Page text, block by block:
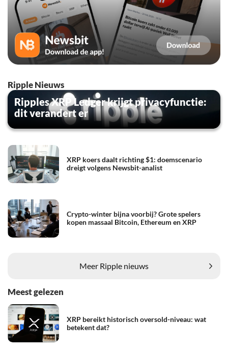
Ripple Nieuws
Ripples XRP Ledger krijgt privacyfunctie:
dit verandert er
XRP koers daalt richting $1: doemscenario
dreigt volgens Newsbit-analist
Crypto-winter bijna voorbij? Grote spelers
kopen massaal Bitcoin, Ethereum en XRP
Meer Ripple nieuws
Meest gelezen
XRP bereikt historisch oversold-niveau: wat
betekent dat?